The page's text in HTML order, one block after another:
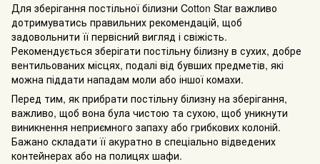
Для зберігання постільної білизни Cotton Star важливо
дотримуватись правильних рекомендацій, щоб
задовольнити її первісний вигляд і свіжість.
Рекомендується зберігати постільну білизну в сухих, добре
вентильованих місцях, подалі від бувших предметів, які
можна піддати нападам моли або іншої комахи.
Перед тим, як прибрати постільну білизну на зберігання,
важливо, щоб вона була чистою та сухою, щоб уникнути
виникнення неприємного запаху або грибкових колоній.
Бажано складати її акуратно в спеціально відведених
контейнерах або на полицях шафи.